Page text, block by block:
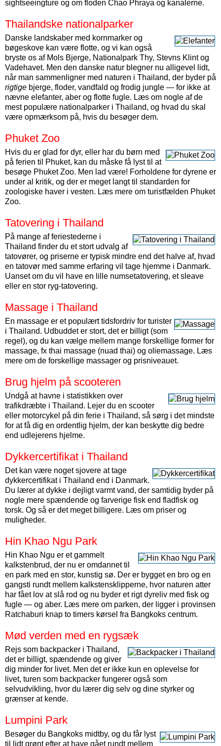
sightseeingture og om floden Chao Phraya og kanalerne.
Thailandske nationalparker
Danske landskaber med kornmarker og
bøgeskove kan være flotte, og vi kan også
bryste os af Mols Bjerge, Nationalpark Thy, Stevns Klint og
Vadehavet. Men den danske natur blegner nu alligevel lidt,
når man sammenligner med naturen i Thailand, der byder på
rigtige bjerge, floder, vandfald og frodig jungle — for ikke at
nævne elefanter, aber og flotte fugle. Læs om nogle af de
mest populære nationalparker i Thailand, og hvad du skal
være opmærksom på, hvis du besøger dem.
Phuket Zoo
Hvis du er glad for dyr, eller har du børn med
på ferien til Phuket, kan du måske få lyst til at
besøge Phuket Zoo. Men lad være! Forholdene for dyrene er
under al kritik, og der er meget langt til standarden for
zoologiske haver i vesten. Læs mere om turistfælden Phuket
Zoo.
Tatovering i Thailand
På mange af feriestederne i
Thailand finder du et stort udvalg af
tatovører, og priserne er typisk mindre end det halve af, hvad
en tatovør med samme erfaring vil tage hjemme i Danmark.
Uanset om du vil have en lille numsetatovering, et sleave
eller en stor ryg-tatovering.
Massage i Thailand
En massage er et populært tidsfordriv for turister
i Thailand. Udbuddet er stort, det er billigt (som
regel), og du kan vælge mellem mange forskellige former for
massage, fx thai massage (nuad thai) og oliemassage. Læs
mere om de forskellige massager og prisniveauet.
Brug hjelm på scooteren
Undgå at havne i statistikken over
trafikdræbte i Thailand. Lejer du en scooter
eller motorcykel på din ferie i Thailand, så sørg i det mindste
for at få dig en ordentlig hjelm, der kan beskytte dig bedre
end udlejerens hjelme.
Dykkercertifikat i Thailand
Det kan være noget sjovere at tage
dykkercertifikat i Thailand end i Danmark.
Du lærer at dykke i dejligt varmt vand, der samtidig byder på
nogle mere spændende og farverige fisk end fladfisk og
torsk. Og så er det meget billigere. Læs om priser og
muligheder.
Hin Khao Ngu Park
Hin Khao Ngu er et gammelt
kalkstenbrud, der nu er omdannet til
en park med en stor, kunstig sø. Der er bygget en bro og en
gangsti rundt mellem kalkstensklipperne, hvor naturen atter
har fået lov at slå rod og nu byder et rigt dyreliv med fisk og
fugle — og aber. Læs mere om parken, der ligger i provinsen
Ratchaburi knap to timers kørsel fra Bangkoks centrum.
Mød verden med en rygsæk
Rejs som backpacker i Thailand,
det er billigt, spændende og giver
dig minder for livet. Men det er ikke kun en oplevelse for
livet, turen som backpacker fungerer også som
selvudvikling, hvor du lærer dig selv og dine styrker og
grænser at kende.
Lumpini Park
Besøger du Bangkoks midtby, og du får lyst
til lidt grønt efter at have gået rundt mellem